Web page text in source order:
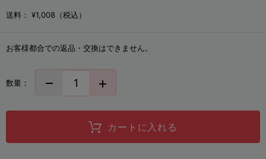
送料： ¥1,008（税込）
お客様都合での返品・交換はできません。
数量：
カートに入れる